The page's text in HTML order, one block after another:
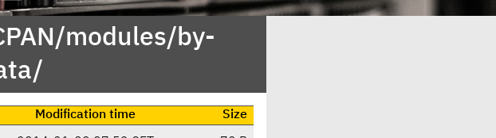
modules/by-
Modification time
Size